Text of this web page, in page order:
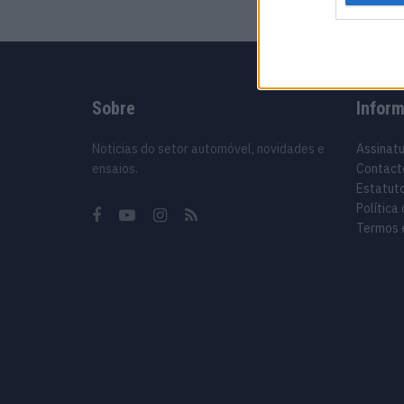
Sobre
Noticias do setor automóvel, novidades e
ensaios.
Política
Termos